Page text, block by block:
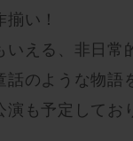
い！
いえる、非日常
のような物語
も予定してお